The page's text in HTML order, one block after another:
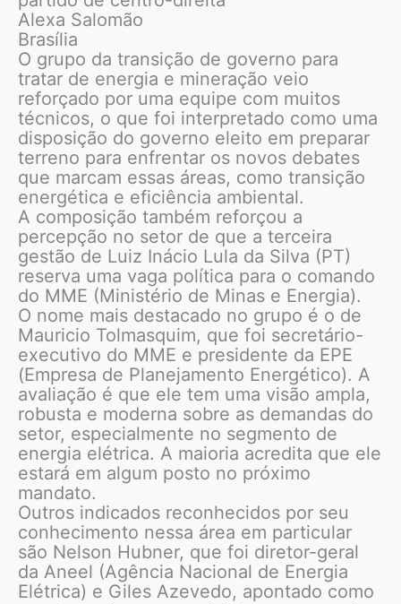
Alexa Salomão
Brasília
O grupo da transição de governo para
tratar de energia e mineração veio
reforçado por uma equipe com muitos
técnicos, o que foi interpretado como uma
disposição do governo eleito em preparar
terreno para enfrentar os novos debates
que marcam essas áreas, como transição
energética e eficiência ambiental.
A composição também reforçou a
percepção no setor de que a terceira
gestão de Luiz Inácio Lula da Silva (PT)
reserva uma vaga política para o comando
do MME (Ministério de Minas e Energia).
O nome mais destacado no grupo é o de
Mauricio Tolmasquim, que foi secretário-
executivo do MME e presidente da EPE
(Empresa de Planejamento Energético). A
avaliação é que ele tem uma visão ampla,
robusta e moderna sobre as demandas do
setor, especialmente no segmento de
energia elétrica. A maioria acredita que ele
estará em algum posto no próximo
mandato.
Outros indicados reconhecidos por seu
conhecimento nessa área em particular
são Nelson Hubner, que foi diretor-geral
da Aneel (Agência Nacional de Energia
Elétrica) e Giles Azevedo, apontado como